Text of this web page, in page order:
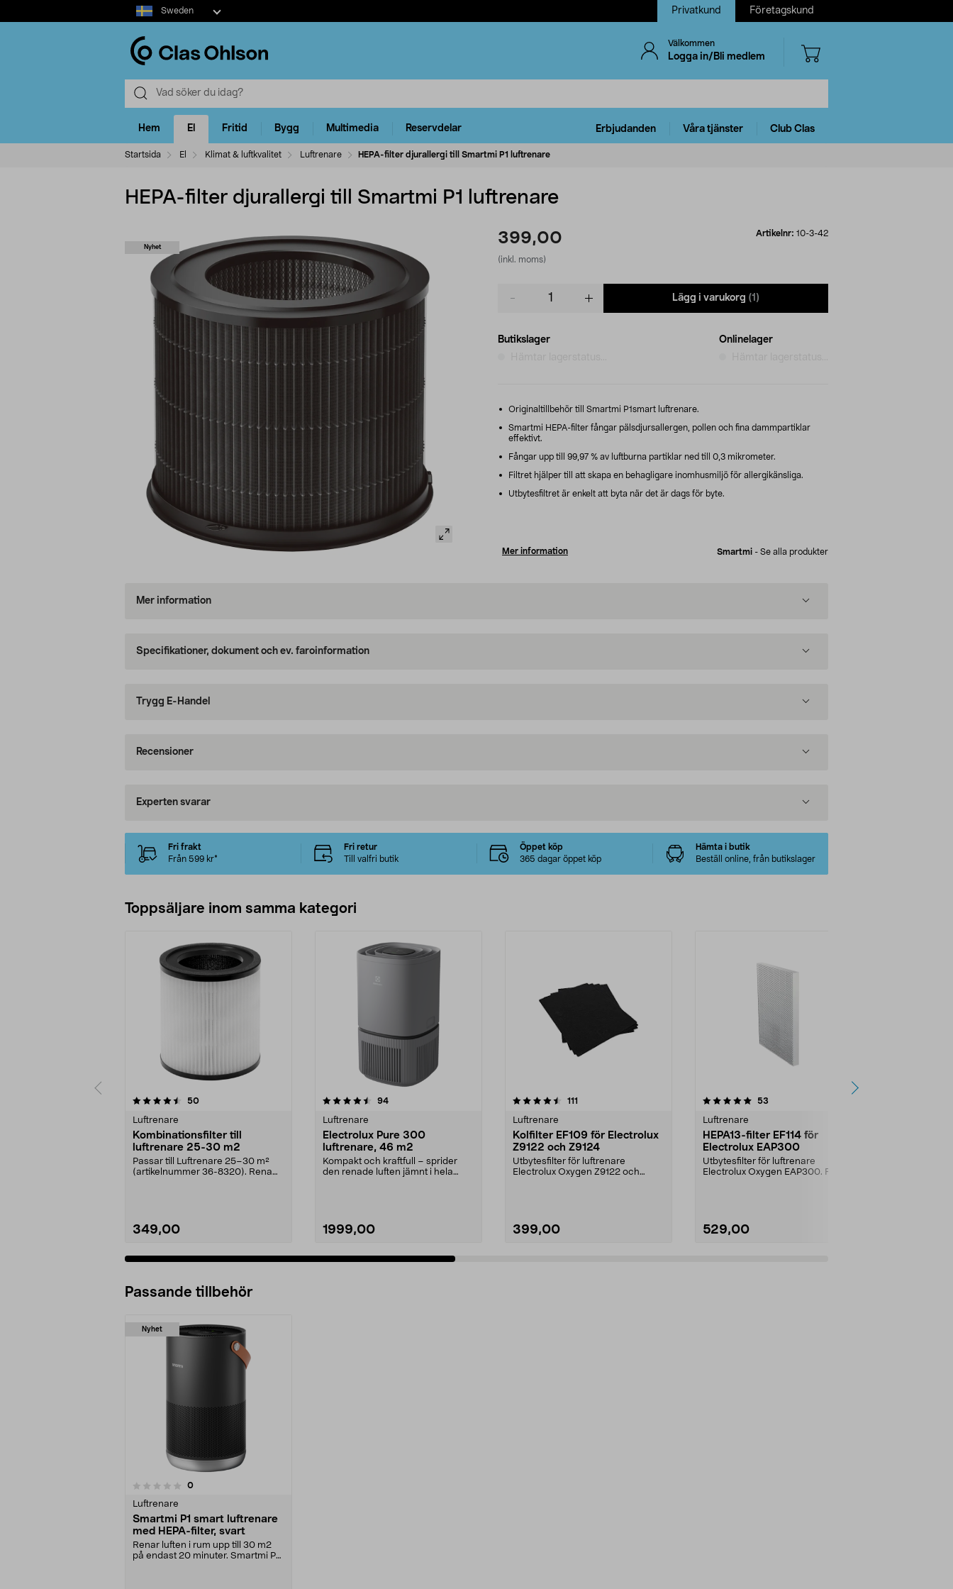
Select
market
Sweden Privatkund Företagskund
Välkommen
Logga in/Bli medlem
Hem El Fritid Bygg Multimedia Reservdelar Erbjudanden Våra tjänster Club Clas
Startsida El Klimat & luftkvalitet Luftrenare HEPA-filter djurallergi till Smartmi P1 luftrenare
HEPA-filter djurallergi till Smartmi P1 luftrenare
Nyhet
399,00
(inkl. moms)
Artikelnr: 10-3-42
Lägg i varukorg (1)
Butikslager
Onlinelager
Originaltillbehör till Smartmi P1smart luftrenare.
Smartmi HEPA-filter fångar pälsdjursallergen, pollen och fina dammpartiklar
effektivt.
Fångar upp till 99,97 % av luftburna partiklar ned till 0,3 mikrometer.
Filtret hjälper till att skapa en behagligare inomhusmiljö för allergikänsliga.
Utbytesfiltret är enkelt att byta när det är dags för byte.
Mer information Smartmi - Se alla produkter
Mer information
Specifikationer, dokument och ev. faroinformation
Trygg E-Handel
Recensioner
Experten svarar
Fri frakt
Från 599 kr*
Fri retur
Till valfri butik
Öppet köp
365 dagar öppet köp
Hämta i butik
Beställ online, från butikslager
Toppsäljare inom samma kategori
50recensioner
Luftrenare
Kombinationsfilter till
luftrenare 25-30 m2
Passar till Luftrenare 25–30 m²
(artikelnummer 36-8320). Rena
349,00
4.5 av 5 stjärnor 94recensioner
Luftrenare
Electrolux Pure 300
luftrenare, 46 m2
Kompakt och kraftfull – sprider
den renade luften jämnt i hela
1999,00
4.5 av 5 stjärnor 111
Luftrenare
Kolfilter EF109 för Electrolux
Z9122 och Z9124
Utbytesfilter för luftrenare
Electrolux Oxygen Z9122 och
399,00
5.0 av 5 stjärnor 53
Luftrenare
HEPA13-filter EF114 för
Electrolux EAP300
Utbytesfilter för luftrenare
Electrolux Oxygen EAP300. Renar
529,00
4.5 av 5 stjärnor
Passande tillbehör
Nyhet
0recensioner
Luftrenare
Smartmi P1 smart luftrenare
med HEPA-filter, svart
Renar luften i rum upp till 30 m2
på endast 20 minuter. Smartmi P1